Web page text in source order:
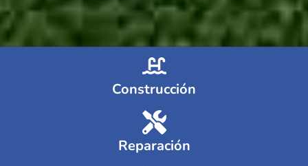
Construcción
Reparación